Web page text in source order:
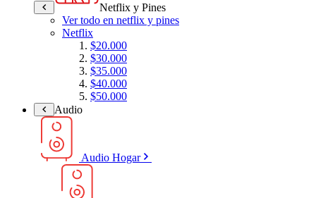
Netflix y Pines
Ver todo en netflix y pines
Netflix
$20.000
$30.000
$35.000
$40.000
$50.000
Audio
Audio Hogar